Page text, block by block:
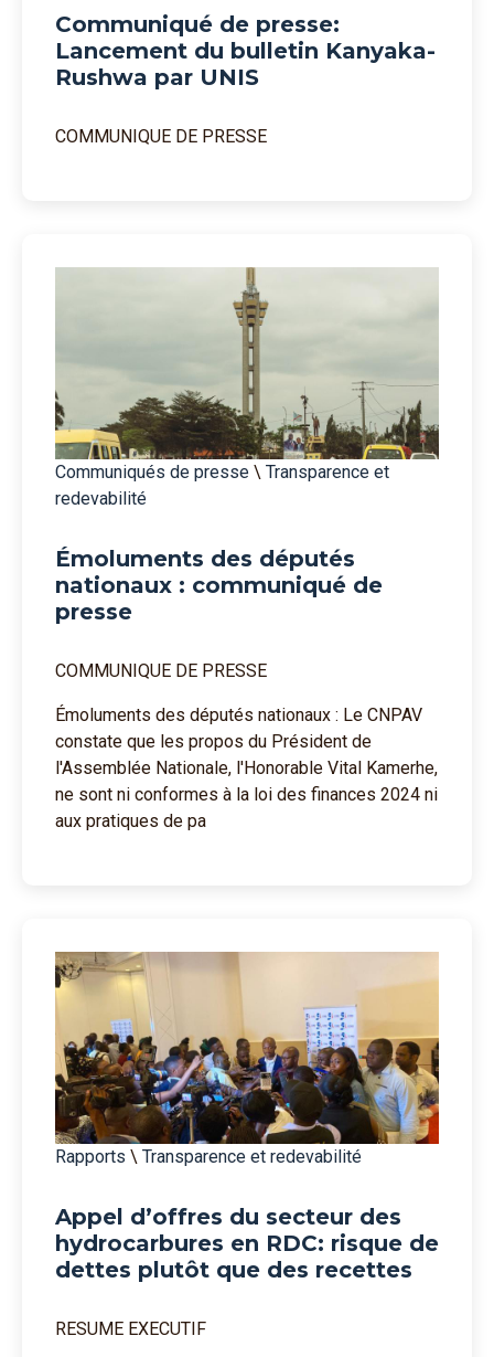
Communiqué de presse:
Lancement du bulletin Kanyaka-
Rushwa par UNIS
COMMUNIQUE DE PRESSE
Communiqués de presse \ Transparence et
redevabilité
Émoluments des députés
nationaux : communiqué de
presse
COMMUNIQUE DE PRESSE
Émoluments des députés nationaux : Le CNPAV
constate que les propos du Président de
l'Assemblée Nationale, l'Honorable Vital Kamerhe,
ne sont ni conformes à la loi des finances 2024 ni
aux pratiques de pa
Rapports \ Transparence et redevabilité
Appel d’offres du secteur des
hydrocarbures en RDC: risque de
dettes plutôt que des recettes
RESUME EXECUTIF